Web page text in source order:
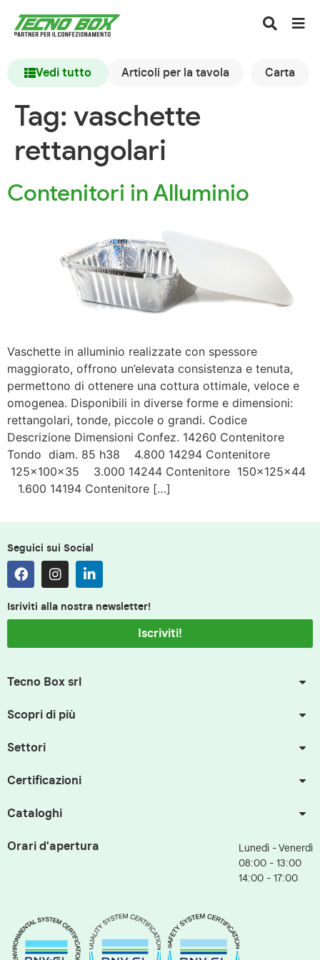
Vedi tutto Articoli per la tavola Carta
Tag: vaschette
rettangolari
Contenitori in Alluminio
Vaschette in alluminio realizzate con spessore
maggiorato, offrono un’elevata consistenza e tenuta,
permettono di ottenere una cottura ottimale, veloce e
omogenea. Disponibili in diverse forme e dimensioni:
rettangolari, tonde, piccole o grandi. Codice
Descrizione Dimensioni Confez. 14260 Contenitore
Tondo diam. 85 h38 4.800 14294 Contenitore
125x100x35 3.000 14244 Contenitore 150x125x44
1.600 14194 Contenitore […]
Seguici sui Social
Isriviti alla nostra newsletter!
Iscriviti!
Tecno Box srl
Scopri di più
Settori
Certificazioni
Cataloghi
Orari d'apertura
Lunedì - Venerdì
08:00 - 13:00
14:00 - 17:00